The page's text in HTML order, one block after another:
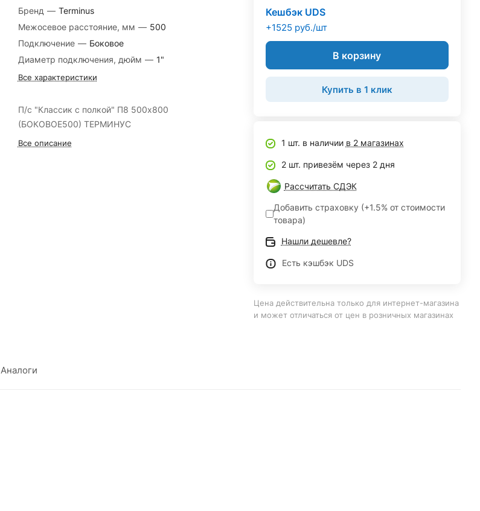
Бренд — Terminus
Межосевое расстояние, мм — 500
Подключение — Боковое
Диаметр подключения, дюйм — 1"
Все характеристики
П/с "Классик с полкой" П8 500х800
(БОКОВОЕ500) ТЕРМИНУС
Все описание
Кешбэк UDS
+1525 руб./шт
В корзину
Купить в 1 клик
1 шт. в наличии в 2 магазинах
2 шт. привезём через 2 дня
Рассчитать СДЭК
Добавить страховку (+1.5% от стоимости
товара)
Нашли дешевле?
Есть кэшбэк UDS
Цена действительна только для интернет-магазина
и может отличаться от цен в розничных магазинах
Аналоги